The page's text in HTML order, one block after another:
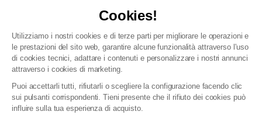
Cookies!
Utilizziamo i nostri cookies e di terze parti per migliorare le operazioni e
le prestazioni del sito web, garantire alcune funzionalità attraverso l'uso
di cookies tecnici, adattare i contenuti e personalizzare i nostri annunci
attraverso i cookies di marketing.
Puoi accettarli tutti, rifiutarli o scegliere la configurazione facendo clic
sui pulsanti corrispondenti. Tieni presente che il rifiuto dei cookies può
influire sulla tua esperienza di acquisto.
Condizioni generali vendita
Politica di gestione dei dati personali e dei cookie
Condizioni generali di vendita per clienti professionali
Dichiarazione di accessibilità